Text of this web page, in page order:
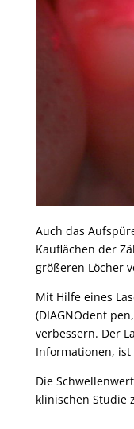
Auch das
Kauflächen der
größeren Löcher
Mit Hilfe eines
(DIAGNOdent
verbessern. Der
Informationen,
Die
klinischen Studie